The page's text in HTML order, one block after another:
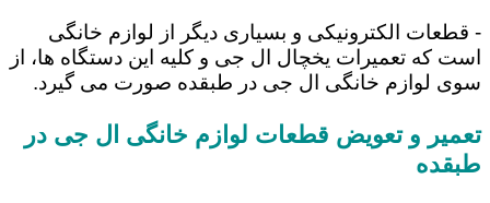
- قطعات الکترونیکی و بسیاری دیگر از لوازم خانگی
است که تعمیرات یخچال ال جی و کلیه این دستگاه ها، از
سوی لوازم خانگی ال جی در طبقده صورت می گیرد.
تعمیر و تعویض قطعات لوازم خانگی ال جی در
طبقده